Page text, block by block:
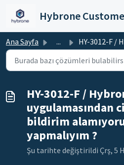
Hybrone
Ana Sayfa ... HY-3012-F / Hybrone uygulamasından
HY-3012-F /
uygulamasından
bildirim
yapmalıyım ?
Şu tarihte değiştirildi Çrş, 5